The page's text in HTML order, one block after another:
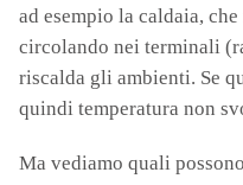
ad esempio la caldaia,
circolando nei terminali
riscalda gli ambienti. Se
quindi temperatura non
Ma vediamo quali